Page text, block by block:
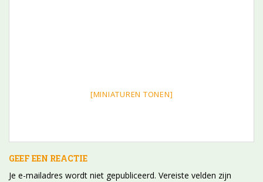
[MINIATUREN TONEN]
GEEF EEN REACTIE
Je e-mailadres wordt niet gepubliceerd. Vereiste velden zijn